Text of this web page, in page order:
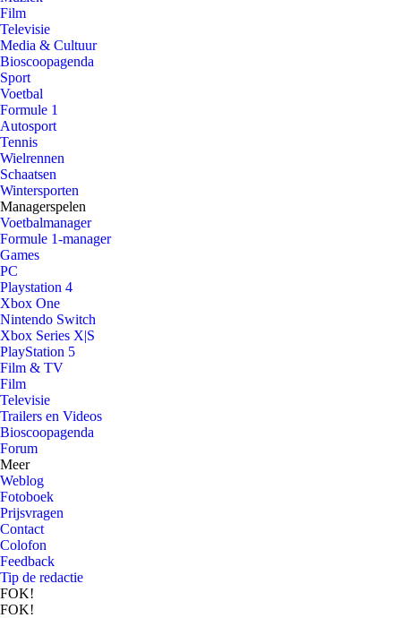
Film
Televisie
Media & Cultuur
Bioscoopagenda
Sport
Voetbal
Formule 1
Autosport
Tennis
Wielrennen
Schaatsen
Wintersporten
Managerspelen
Voetbalmanager
Formule 1-manager
Games
PC
Playstation 4
Xbox One
Nintendo Switch
Xbox Series X|S
PlayStation 5
Film & TV
Film
Televisie
Trailers en Videos
Bioscoopagenda
Forum
Meer
Weblog
Fotoboek
Prijsvragen
Contact
Colofon
Feedback
Tip de redactie
FOK!
FOK!